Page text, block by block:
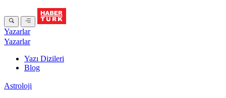
Yazarlar
Yazarlar
Yazı Dizileri
Blog
Astroloji